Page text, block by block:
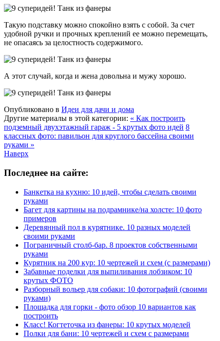
Такую подставку можно спокойно взять с собой. За счет
удобной ручки и прочных креплений ее можно перемещать,
не опасаясь за целостность содержимого.
А этот случай, когда и жена довольна и мужу хорошо.
Опубликовано в Идеи для дачи и дома
Другие материалы в этой категории: « Как построить
подземный двухэтажный гараж - 5 крутых фото идей 8
классных фото: павильон для круглого бассейна своими
руками »
Наверх
Последнее на сайте:
Банкетка на кухню: 10 идей, чтобы сделать своими
руками
Багет для картины на подрамнике/на холсте: 10 фото
примеров
Деревянный пол в курятнике. 10 разных моделей
своими руками
Пограничный столб-бар. 8 проектов собственными
руками
Курятник на 200 кур: 10 чертежей и схем (с размерами)
Забавные поделки для выпиливания лобзиком: 10
крутых ФОТО
Разборный вольер для собаки: 10 фотографий (своими
руками)
Площадка для горки - фото обзор 10 вариантов как
построить
Класс! Когтеточка из фанеры: 10 крутых моделей
Полки для бани: 10 чертежей и схем с размерами